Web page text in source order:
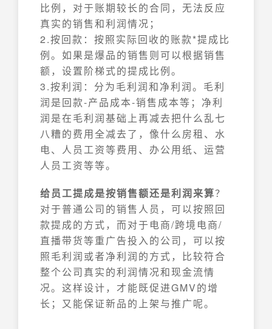
比例，对于账期较长的合同，无法反应
真实的销售和利润情况；
2.按回款：按照实际回收的账款*提成比
例。如果是爆品的销售则可以根据销售
额，设置阶梯式的提成比例。
3.按利润：分为毛利润和净利润。毛利
润是回款-产品成本-销售成本等；净利
润是在毛利润基础上再减去把什么乱七
八糟的费用全减去了，像什么房租、水
电、人员工资等费用、办公用纸、运营
人员工资等等。
给员工提成是按销售额还是利润来算？
对于普通公司的销售人员，可以按照回
款提成的方式，而对于电商/跨境电商/
直播带货等重广告投入的公司，可以按
照毛利润或者净利润的方式，比较符合
整个公司真实的利润情况和现金流情
况。这样设计，才能既促进GMV的增
长；又能保证新品的上架与推广呢。